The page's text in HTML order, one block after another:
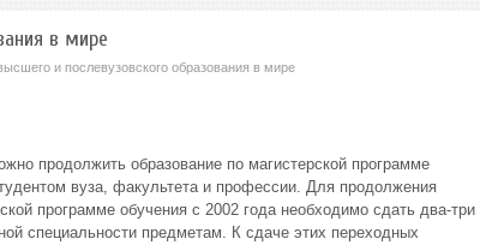
в мире
и послевузовского образования в мире
продолжить образование по магистерской программе
вуза, факультета и профессии. Для продолжения
программе обучения с 2002 года необходимо сдать два-три
специальности предметам. К сдаче этих переходных